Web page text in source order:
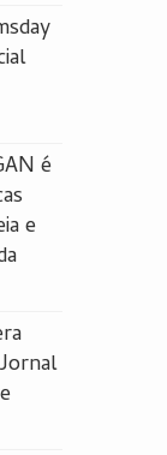
é
e